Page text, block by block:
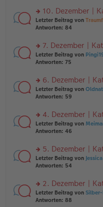
tr
a
g
e
n
er
tr
a
g
n
g
el
e
n
er
tr
a
g
rs
te
n
g
el
e
n
er
tr
a
g
10. Dezember |
Letzter Beitrag von
Antworten: 84
rs
te
n
g
el
e
n
er
tr
a
g
7. Dezember |
Letzter Beitrag von
Antworten: 75
rs
te
n
g
el
e
n
er
tr
a
g
6. Dezember |
Letzter Beitrag von Oldnat
Antworten: 59
rs
te
n
g
el
e
n
er
4. Dezember |
Letzter Beitrag von
Antworten: 46
rs
te
n
g
el
5. Dezember |
Letzter Beitrag von Jessica
Antworten: 54
rs
te
2. Dezember |
Letzter Beitrag von
Antworten: 88